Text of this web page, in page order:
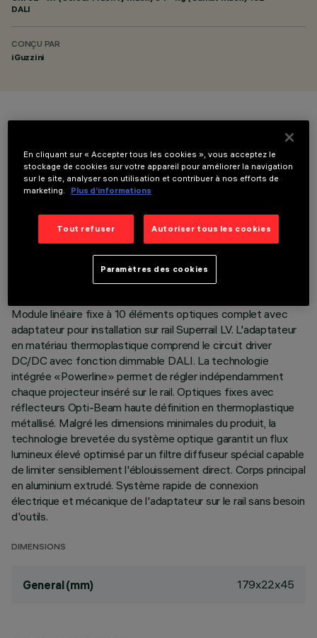
DALI
CONÇU PAR
iGuzzini
DONNÉES TECHNIQUES
Module linéaire fixe à 10 éléments optiques complet avec
adaptateur pour installation sur rail Superrail LV. L'adaptateur
en matériau thermoplastique comprend le circuit driver
DC/DC avec fonction dimmable DALI. La technologie
intégrée «Powerline» permet de régler indépendamment
chaque projecteur inséré sur le rail. Optiques fixes avec
réflecteurs Opti-Beam haute définition en thermoplastique
métallisé. Malgré les dimensions minimales du produit, la
technologie brevetée du système optique garantit un flux
lumineux élevé optimisé par un filtre diffuseur spécial capable
de limiter sensiblement l'éblouissement direct. Corps principal
en aluminium extrudé. Système rapide de connexion
électrique et mécanique de l'adaptateur sur le rail sans besoin
d'outils.
DIMENSIONS
General (mm) 179x22x45
En cliquant sur « Accepter tous les cookies », vous acceptez le
stockage de cookies sur votre appareil pour améliorer la navigation
sur le site, analyser son utilisation et contribuer à nos efforts de
marketing.
Plus d’informations
Tout refuser Autoriser tous les cookies
Paramètres des cookies